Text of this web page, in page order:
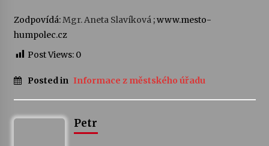
Za kulturou kousek za Humpolec. V Želivě ožije
odkaz Josefa Čapka
Želiv
Petr Adamec – Malovaný svět
30. 6. 2026
Zodpovídá:Mgr. Aneta Slavíková; www.mesto-
humpolec.cz
Post Views: 0
Posted in Informace z městského úřadu
Petr